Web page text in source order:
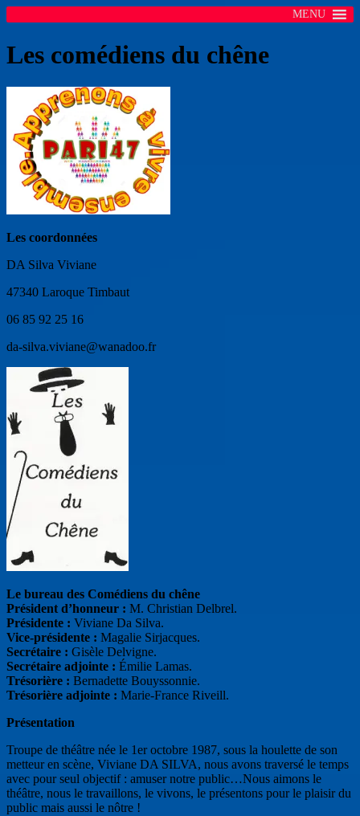
MENU
Les comédiens du chêne
Les coordonnées
DA Silva Viviane
47340 Laroque Timbaut
06 85 92 25 16
da-silva.viviane@wanadoo.fr
Le bureau des Comédiens du chêne
Président d’honneur : M. Christian Delbrel.
Présidente : Viviane Da Silva.
Vice-présidente : Magalie Sirjacques.
Secrétaire : Gisèle Delvigne.
Secrétaire adjointe : Émilie Lamas.
Trésorière : Bernadette Bouyssonnie.
Trésorière adjointe : Marie-France Riveill.
Présentation
Troupe de théâtre née le 1er octobre 1987, sous la houlette de son
metteur en scène, Viviane DA SILVA, nous avons traversé le temps
avec pour seul objectif : amuser notre public…Nous aimons le
théâtre, nous le travaillons, le vivons, le présentons pour le plaisir du
public mais aussi le nôtre !